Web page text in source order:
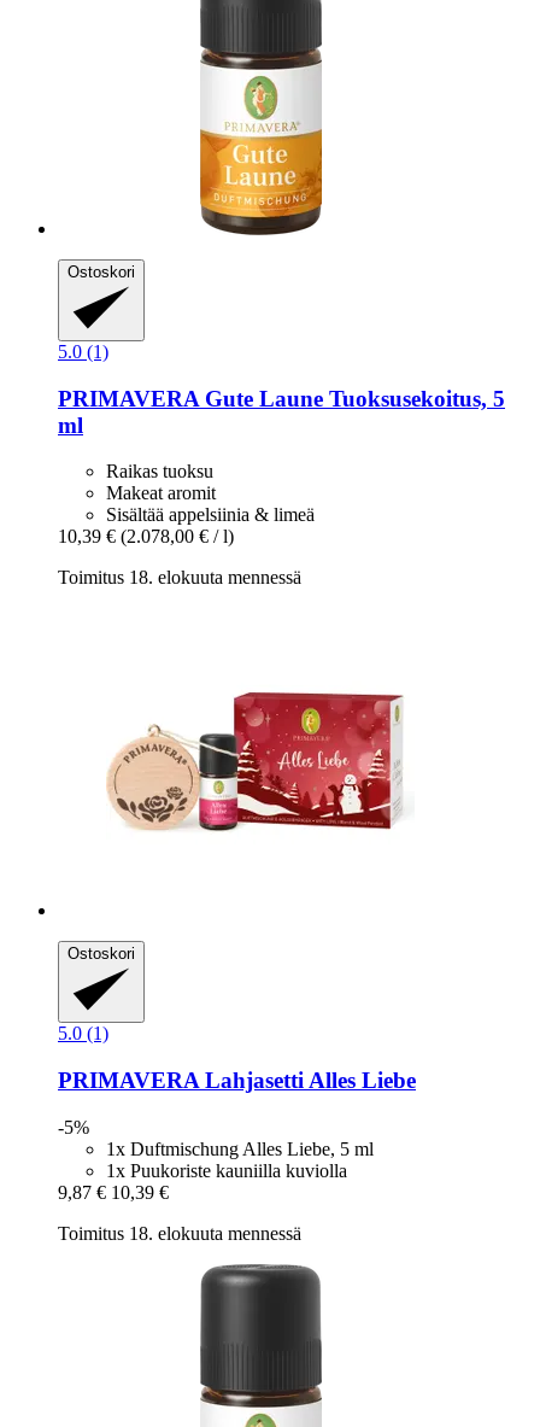
Ostoskori
5.0 (1)
PRIMAVERA Gute Laune Tuoksusekoitus, 5
ml
Raikas tuoksu
Makeat aromit
Sisältää appelsiinia & limeä
10,39 € (2.078,00 € / l)
Toimitus 18. elokuuta mennessä
Ostoskori
5.0 (1)
PRIMAVERA Lahjasetti Alles Liebe
-5%
1x Duftmischung Alles Liebe, 5 ml
1x Puukoriste kauniilla kuviolla
9,87 € 10,39 €
Toimitus 18. elokuuta mennessä